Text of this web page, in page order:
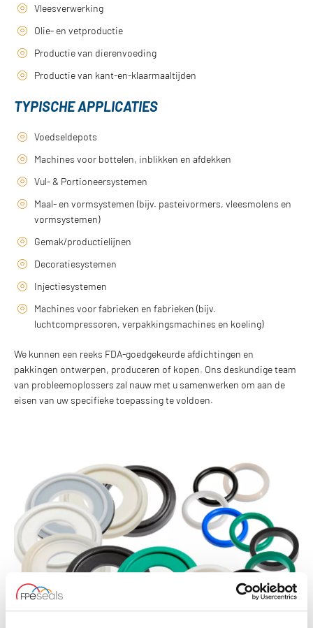
Vleesverwerking
Olie- en vetproductie
Productie van dierenvoeding
Productie van kant-en-klaarmaaltijden
TYPISCHE APPLICATIES
Voedseldepots
Machines voor bottelen, inblikken en afdekken
Vul- & Portioneersystemen
Maal- en vormsystemen (bijv. pasteivormers, vleesmolens en
vormsystemen)
Gemak/productielijnen
Decoratiesystemen
Injectiesystemen
Machines voor fabrieken en fabrieken (bijv.
luchtcompressoren, verpakkingsmachines en koeling)
We kunnen een reeks FDA-goedgekeurde afdichtingen en
pakkingen ontwerpen, produceren of kopen. Ons deskundige team
van probleemoplossers zal nauw met u samenwerken om aan de
eisen van uw specifieke toepassing te voldoen.